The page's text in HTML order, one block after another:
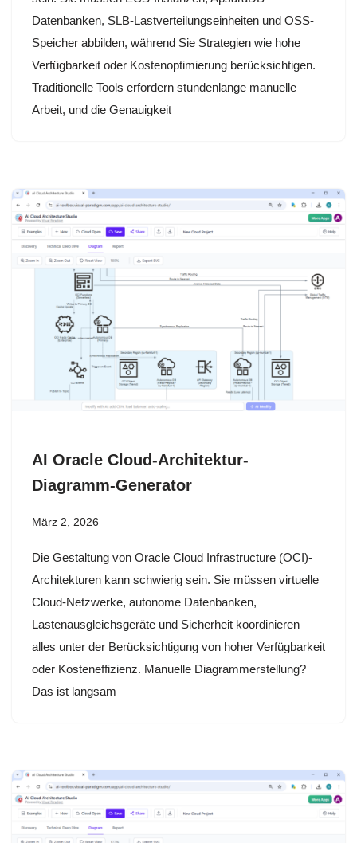
Datenbanken, SLB-Lastverteilungseinheiten und OSS-
Speicher abbilden, während Sie Strategien wie hohe
Verfügbarkeit oder Kostenoptimierung berücksichtigen.
Traditionelle Tools erfordern stundenlange manuelle
Arbeit, und die Genauigkeit
AI Oracle Cloud-Architektur-
Diagramm-Generator
März 2, 2026
Die Gestaltung von Oracle Cloud Infrastructure (OCI)-
Architekturen kann schwierig sein. Sie müssen virtuelle
Cloud-Netzwerke, autonome Datenbanken,
Lastenausgleichsgeräte und Sicherheit koordinieren –
alles unter der Berücksichtigung von hoher Verfügbarkeit
oder Kosteneffizienz. Manuelle Diagrammerstellung?
Das ist langsam